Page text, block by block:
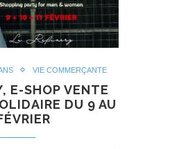
VIE COMMERÇANTE
E-SHOP VENTE
DU 9 AU